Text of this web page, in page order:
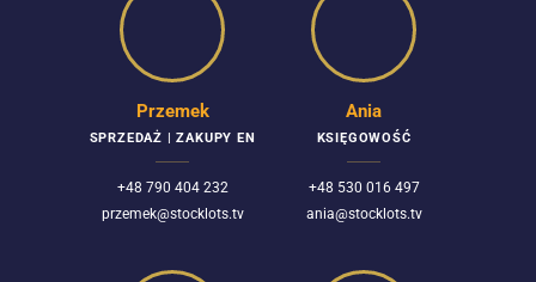
Przemek
SPRZEDAŻ | ZAKUPY EN
+48 790 404 232
przemek@stocklots.tv
Ania
KSIĘGOWOŚĆ
+48 530 016 497
ania@stocklots.tv